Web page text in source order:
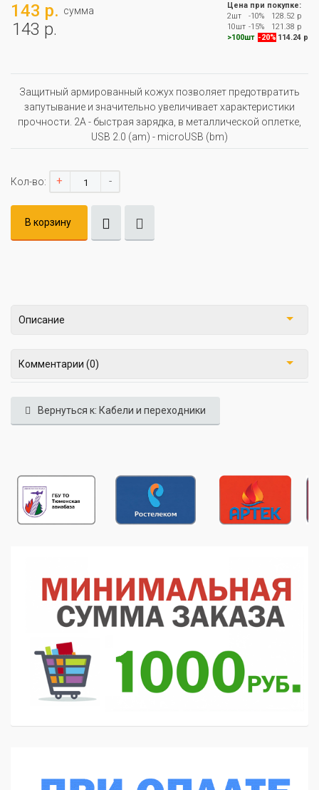
143 р. сумма
143 р.
Цена при покупке:
2шт
-10%
128.52 р
10шт -15%
121.38 р
>100шт -20% 114.24 р
Защитный армированный кожух позволяет предотвратить
запутывание и значительно увеличивает характеристики
прочности. 2A - быстрая зарядка, в металлической оплетке,
USB 2.0 (am) - microUSB (bm)
Кол-во: + -
В корзину
Описание
Комментарии (0)
Вернуться к: Кабели и переходники